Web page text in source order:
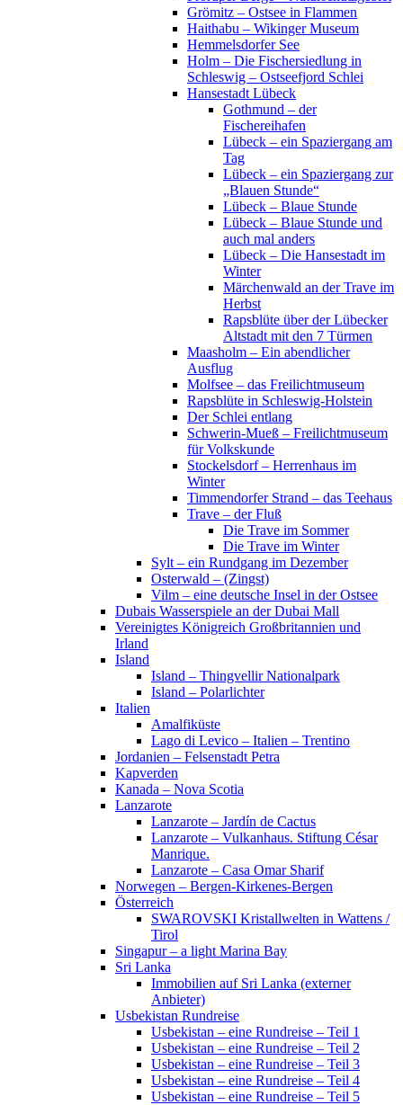
Grömitz – Ostsee in Flammen
Haithabu – Wikinger Museum
Hemmelsdorfer See
Holm – Die Fischersiedlung in
Schleswig – Ostseefjord Schlei
Hansestadt Lübeck
Gothmund – der
Fischereihafen
Lübeck – ein Spaziergang am
Tag
Lübeck – ein Spaziergang zur
„Blauen Stunde“
Lübeck – Blaue Stunde
Lübeck – Blaue Stunde und
auch mal anders
Lübeck – Die Hansestadt im
Winter
Märchenwald an der Trave im
Herbst
Rapsblüte über der Lübecker
Altstadt mit den 7 Türmen
Maasholm – Ein abendlicher
Ausflug
Molfsee – das Freilichtmuseum
Rapsblüte in Schleswig-Holstein
Der Schlei entlang
Schwerin-Mueß – Freilichtmuseum
für Volkskunde
Stockelsdorf – Herrenhaus im
Winter
Timmendorfer Strand – das Teehaus
Trave – der Fluß
Die Trave im Sommer
Die Trave im Winter
Sylt – ein Rundgang im Dezember
Osterwald – (Zingst)
Vilm – eine deutsche Insel in der Ostsee
Dubais Wasserspiele an der Dubai Mall
Vereinigtes Königreich Großbritannien und
Irland
Island
Island – Thingvellir Nationalpark
Island – Polarlichter
Italien
Amalfiküste
Lago di Levico – Italien – Trentino
Jordanien – Felsenstadt Petra
Kapverden
Kanada – Nova Scotia
Lanzarote
Lanzarote – Jardín de Cactus
Lanzarote – Vulkanhaus. Stiftung César
Manrique.
Lanzarote – Casa Omar Sharif
Norwegen – Bergen-Kirkenes-Bergen
Österreich
SWAROVSKI Kristallwelten in Wattens /
Tirol
Singapur – a light Marina Bay
Sri Lanka
Immobilien auf Sri Lanka (externer
Anbieter)
Usbekistan Rundreise
Usbekistan – eine Rundreise – Teil 1
Usbekistan – eine Rundreise – Teil 2
Usbekistan – eine Rundreise – Teil 3
Usbekistan – eine Rundreise – Teil 4
Usbekistan – eine Rundreise – Teil 5